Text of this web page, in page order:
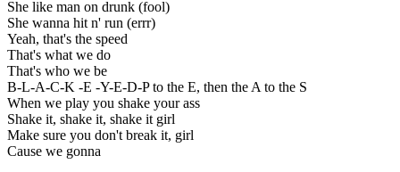
She like man on drunk (fool)
She wanna hit n' run (errr)
Yeah, that's the speed
That's what we do
That's who we be
B-L-A-C-K -E -Y-E-D-P to the E, then the A to the S
When we play you shake your ass
Shake it, shake it, shake it girl
Make sure you don't break it, girl
Cause we gonna